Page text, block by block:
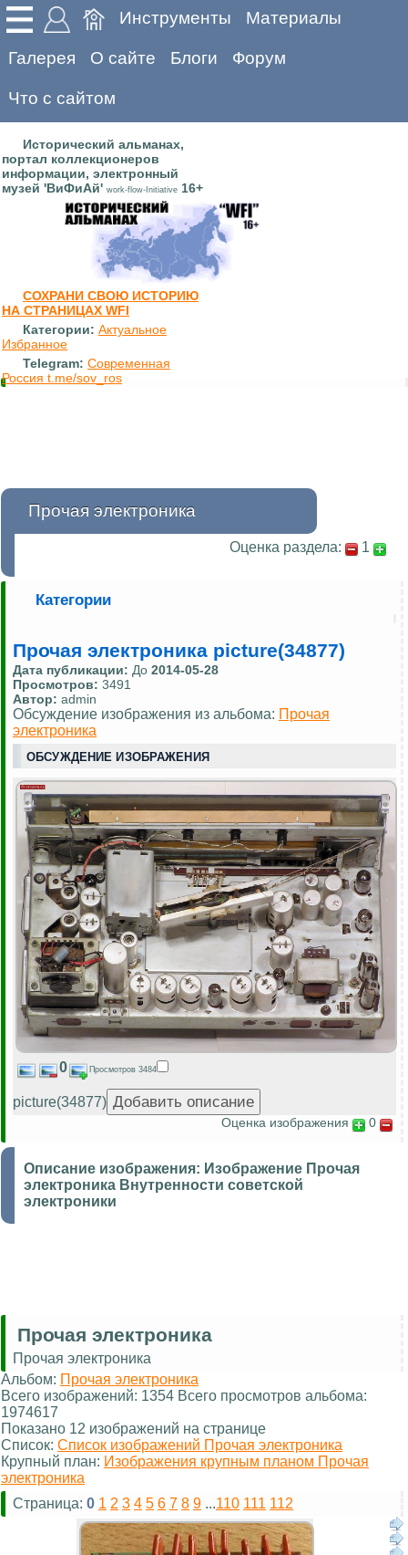
Инструменты Материалы
Галерея О сайте Блоги Форум
Что с сайтом
Исторический альманах,
портал коллекционеров
информации, электронный
музей 'ВиФиАй' work-flow-Initiative 16+
СОХРАНИ СВОЮ ИСТОРИЮ
НА СТРАНИЦАХ WFI
Категории: Актуальное
Избранное
Telegram: Современная
Россия t.me/sov_ros
Прочая электроника
Оценка раздела: 1
Категории
Прочая электроника picture(34877)
Дата публикации: До 2014-05-28
Просмотров: 3491
Автор: admin
Обсуждение изображения из альбома: Прочая
электроника
ОБСУЖДЕНИЕ ИЗОБРАЖЕНИЯ
0 Просмотров 3484
picture(34877)
Оценка изображения 0
Описание изображения: Изображение Прочая
электроника Внутренности советской
электроники
Прочая электроника
Прочая электроника
Альбом: Прочая электроника
Всего изображений: 1354 Всего просмотров альбома:
1974617
Показано 12 изображений на странице
Список: Список изображений Прочая электроника
Крупный план: Изображения крупным планом Прочая
электроника
Страница: 0 1 2 3 4 5 6 7 8 9 ...110 111 112